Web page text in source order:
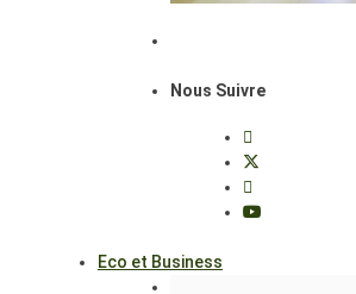
Nous Suivre
Eco et Business